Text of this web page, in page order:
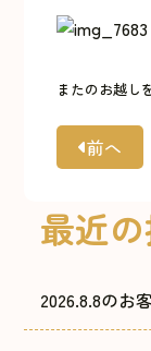
またのお越し
前へ
最近
2026.8.8のお